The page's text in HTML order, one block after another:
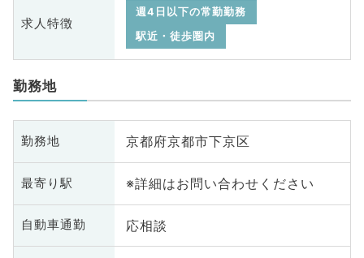
求人特徴
週4日以下の常勤勤務
駅近・徒歩圏内
勤務地
勤務地 京都府京都市下京区
最寄り駅 ※詳細はお問い合わせください
自動車通勤 応相談